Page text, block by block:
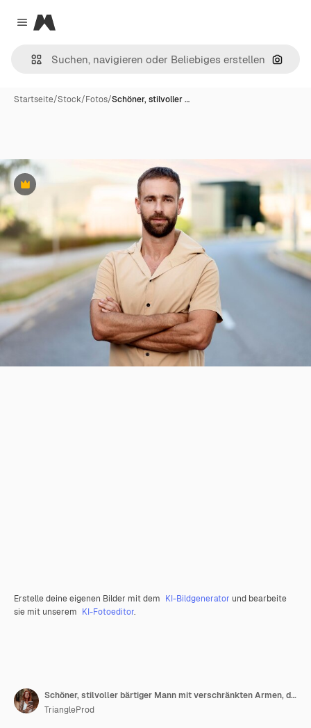
Close menu
Magnific
Nach
Startseite/Stock/Fotos/Schöner, stilvoller …
Premium
Erstelle deine eigenen Bilder mit dem KI-Bildgenerator und bearbeite
sie mit unserem KI-Fotoeditor.
Schöner, stilvoller bärtiger Mann mit verschränkten Armen, der auf die Kamera blickt, die auf der Straße steht
TriangleProd